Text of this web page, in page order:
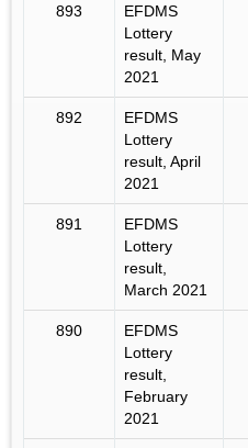
893
EFDMS
Lottery
result, May
2021
892
EFDMS
Lottery
result, April
2021
891
EFDMS
Lottery
result,
March 2021
890
EFDMS
Lottery
result,
February
2021